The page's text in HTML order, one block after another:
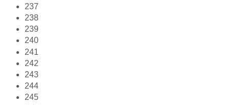
237
238
239
240
241
242
243
244
245